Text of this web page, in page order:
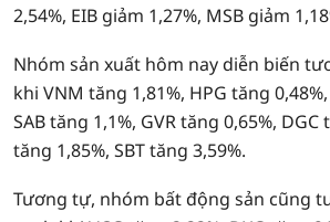
2,54%, EIB giảm 1,27%, MSB giảm
Nhóm sản xuất hôm nay diễn biến
khi VNM tăng 1,81%, HPG tăng
SAB tăng 1,1%, GVR tăng 0,65%, DGC
tăng 1,85%, SBT tăng 3,59%.
Tương tự, nhóm bất động sản cũng